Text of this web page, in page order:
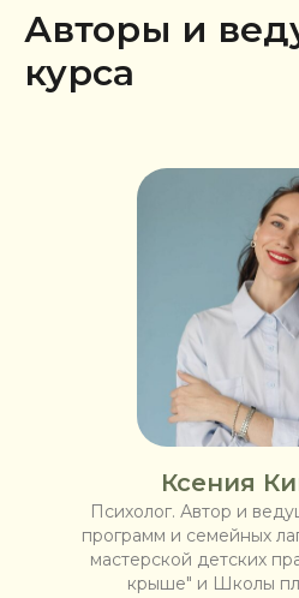
Авторы и
курса
Ксения
Психолог. Автор и
программ и семейных
мастерской детских
крыше" и Школы